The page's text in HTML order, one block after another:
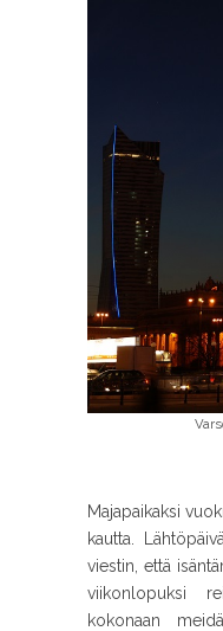
Majapaikaksi
kautta.
viestin, että
viikonlopuksi
kokonaan